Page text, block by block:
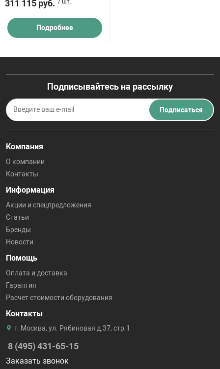
311 115 руб. / шт.
Подробнее
Подписывайтесь на рассылку
Подписаться
Компания
О компании
Контакты
Информация
Акции и спецпредложения
Статьи
Бренды
Новости
Помощь
Оплата и доставка
Гарантия
Расчет стоимости оборудования
Контакты
г. Москва, ул. Рябиновая д.37, стр.1
8 (495) 431-65-15
Заказать звонок